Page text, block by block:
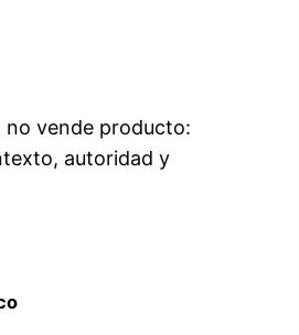
no vende producto:
autoridad y